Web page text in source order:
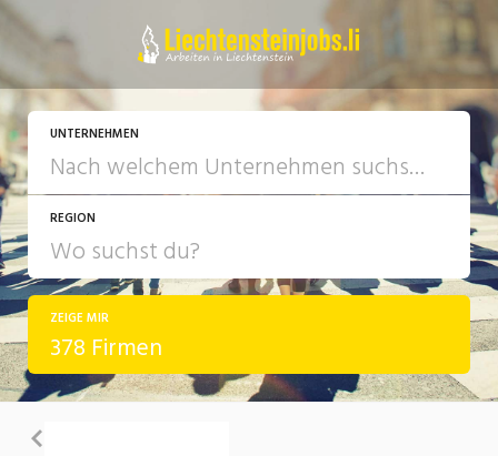
UNTERNEHMEN
REGION
ZEIGE MIR
378 Firmen